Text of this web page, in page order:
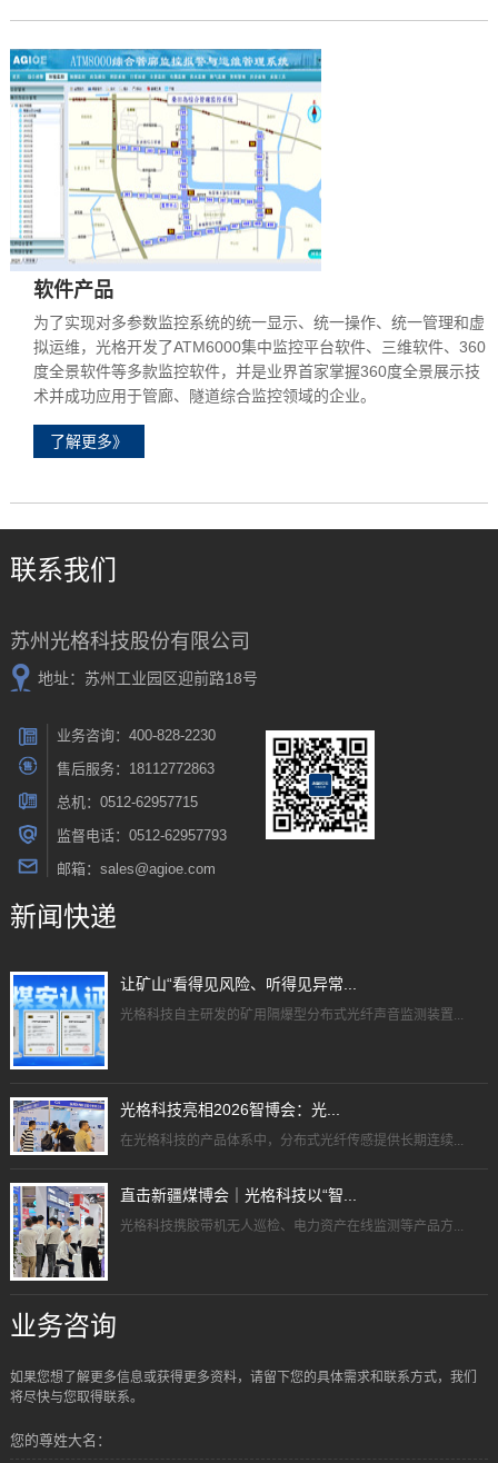
软件产品
为了实现对多参数监控系统的统一显示、统一操作、统一管理和虚
拟运维，光格开发了ATM6000集中监控平台软件、三维软件、360
度全景软件等多款监控软件，并是业界首家掌握360度全景展示技
术并成功应用于管廊、隧道综合监控领域的企业。
了解更多》
联系我们
苏州光格科技股份有限公司
地址：苏州工业园区迎前路18号
业务咨询：400-828-2230
售后服务：18112772863
总机：0512-62957715
监督电话：0512-62957793
邮箱：sales@agioe.com
新闻快递
让矿山“看得见风险、听得见异常...
光格科技自主研发的矿用隔爆型分布式光纤声音监测装置...
光格科技亮相2026智博会：光...
在光格科技的产品体系中，分布式光纤传感提供长期连续...
直击新疆煤博会｜光格科技以“智...
光格科技携胶带机无人巡检、电力资产在线监测等产品方...
业务咨询
如果您想了解更多信息或获得更多资料，请留下您的具体需求和联系方式，我们
将尽快与您取得联系。
您的尊姓大名：